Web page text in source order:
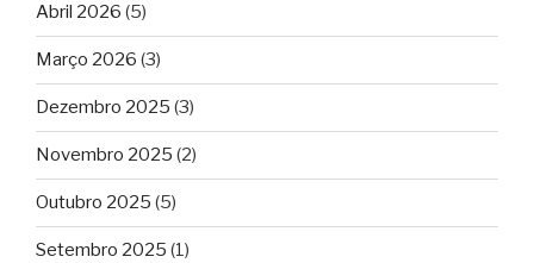
Abril 2026 (5)
Março 2026 (3)
Dezembro 2025 (3)
Novembro 2025 (2)
Outubro 2025 (5)
Setembro 2025 (1)